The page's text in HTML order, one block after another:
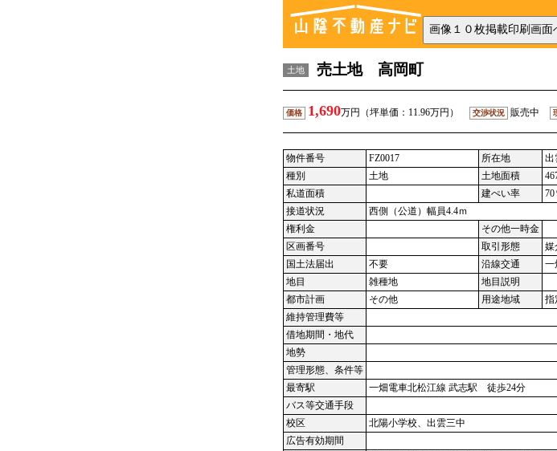
土地 売土地 高岡町
価格 1,690万円（坪単価：11.96万円） 交渉状況 販売中
物件番号 FZ0017 所在地
出
種別
土地 土地面積
私道面積
建ぺい率 70
接道状況
西側（公道）幅員4.4ｍ
権利金
その他一時金
区画番号
取引形態 媒
国土法届出
不要 沿線交通 一
地目
雑種地
地目説明
都市計画
その他 用途地域
指
維持管理費等
借地期間・地代
地勢
管理形態、条件等
最寄駅
一畑電車北松江線 武志駅 徒歩24分
バス等交通手段
校区
北陽小学校、出雲三中
広告有効期間